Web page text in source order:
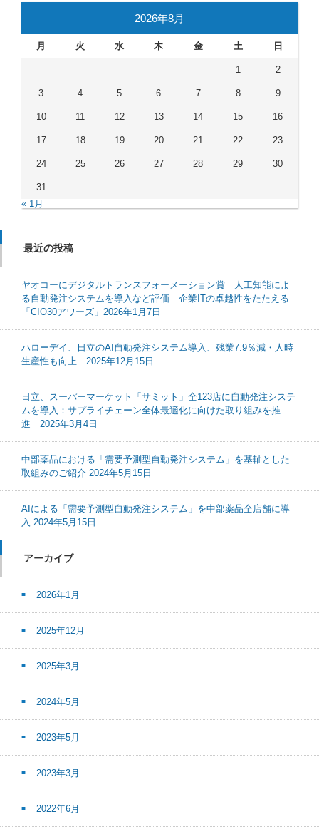
2026年8月
月 火 水 木 金 土 日
1 2
3 4 5 6 7 8 9
10 11 12 13 14 15 16
17 18 19 20 21 22 23
24 25 26 27 28 29 30
31
« 1月
最近の投稿
ヤオコーにデジタルトランスフォーメーション賞 人工知能によ
る自動発注システムを導入など評価 企業ITの卓越性をたたえる
「CIO30アワーズ」2026年1月7日
ハローデイ、日立のAI自動発注システム導入、残業7.9％減・人時
生産性も向上 2025年12月15日
日立、スーパーマーケット「サミット」全123店に自動発注システ
ムを導入：サプライチェーン全体最適化に向けた取り組みを推
進 2025年3月4日
中部薬品における「需要予測型自動発注システム」を基軸とした
取組みのご紹介 2024年5月15日
AIによる「需要予測型自動発注システム」を中部薬品全店舗に導
入 2024年5月15日
アーカイブ
2026年1月
2025年12月
2025年3月
2024年5月
2023年5月
2023年3月
2022年6月